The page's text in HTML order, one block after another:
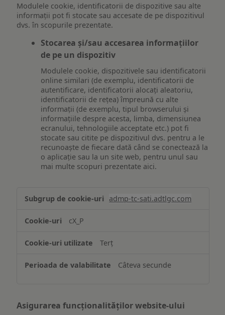
Modulele cookie, identificatorii de dispozitive sau alte
informații pot fi stocate sau accesate de pe dispozitivul
dvs. în scopurile prezentate.
Stocarea și/sau accesarea informațiilor
de pe un dispozitiv
Modulele cookie, dispozitivele sau identificatorii
online similari (de exemplu, identificatorii de
autentificare, identificatorii alocați aleatoriu,
identificatorii de rețea) împreună cu alte
informații (de exemplu, tipul browserului și
informațiile despre acesta, limba, dimensiunea
ecranului, tehnologiile acceptate etc.) pot fi
stocate sau citite pe dispozitivul dvs. pentru a le
recunoaște de fiecare dată când se conectează la
o aplicație sau la un site web, pentru unul sau
mai multe scopuri prezentate aici.
și/sau
informațiilor
pe
dispozitiv
admp-tc-sati.adtlgc.com
cX_P
Terț
Câteva secunde
Asigurarea funcționalităților website-ului